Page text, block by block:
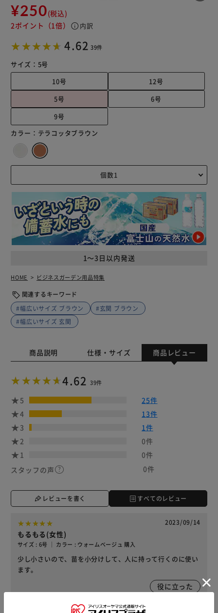
¥250(税込)
2ポイント （1倍） info 内訳
4.62 39件
サイズ： 5号
10号
12号
5号
6号
9号
カラー： テラコッタブラウン
1～3日以内発送
HOME ビジネスガーデン用品特集
関連するキーワード
#幅広いサイズ ブラウン
#玄関 ブラウン
#幅広いサイズ 玄関
商品説明 仕様・サイズ 商品レビュー
4.62 39件
5
25件
4
13件
3
1件
2
0件
1
0件
スタッフの声
0件
レビューを書く すべてのレビュー
2023/09/14
もるもる(女性)
サイズ : 6号 ｜ カラー : ウォームベージュ 購入
少し小さいので、苗を小分けして、人に持って行くのに使い
ます。
役に立った